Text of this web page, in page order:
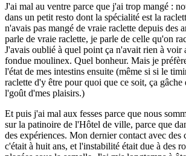
J'ai mal au ventre parce que j'ai trop mangé :
dans un petit resto dont la spécialité est la
n'avais pas mangé de vraie raclette depuis des
parle de vraie raclette, je parle de celle qu'on
J'avais oublié à quel point ça n'avait rien à voir
fondue moulinex. Quel bonheur. Mais je
l'état de mes intestins ensuite (même si si le
raclette d'y être pour quoi que ce soit, ça gâche
l'goût d'mes plaisirs.)
Et puis j'ai mal aux fesses parce que nous
sur la patinoire de l'Hôtel de ville, parce que
des expériences. Mon dernier contact avec des
c'était à huit ans, et l'instabilité était due à des